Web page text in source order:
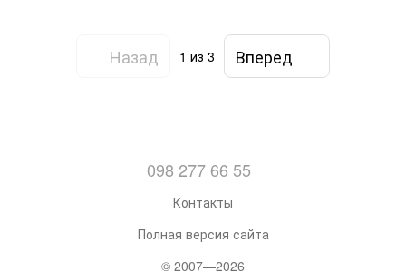
Назад 1 из 3 Вперед
098 277 66 55
Контакты
Полная версия сайта
© 2007—2026